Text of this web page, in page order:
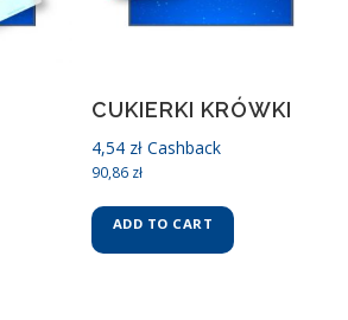
CUKIERKI KRÓWKI
4,54 zł Cashback
90,86 zł
ADD TO CART